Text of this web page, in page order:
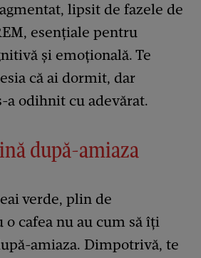
lipsit de fazele de
esențiale pentru
și emoțională. Te
că ai dormit, dar
a odihnit cu adevărat.
după-amiaza
verde, plin de
o cafea nu au cum să îți
amiaza. Dimpotrivă, te